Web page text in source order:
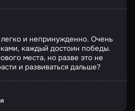
и непринужденно. Очень
каждый достоин победы.
места, но разве это не
и развиваться дальше?